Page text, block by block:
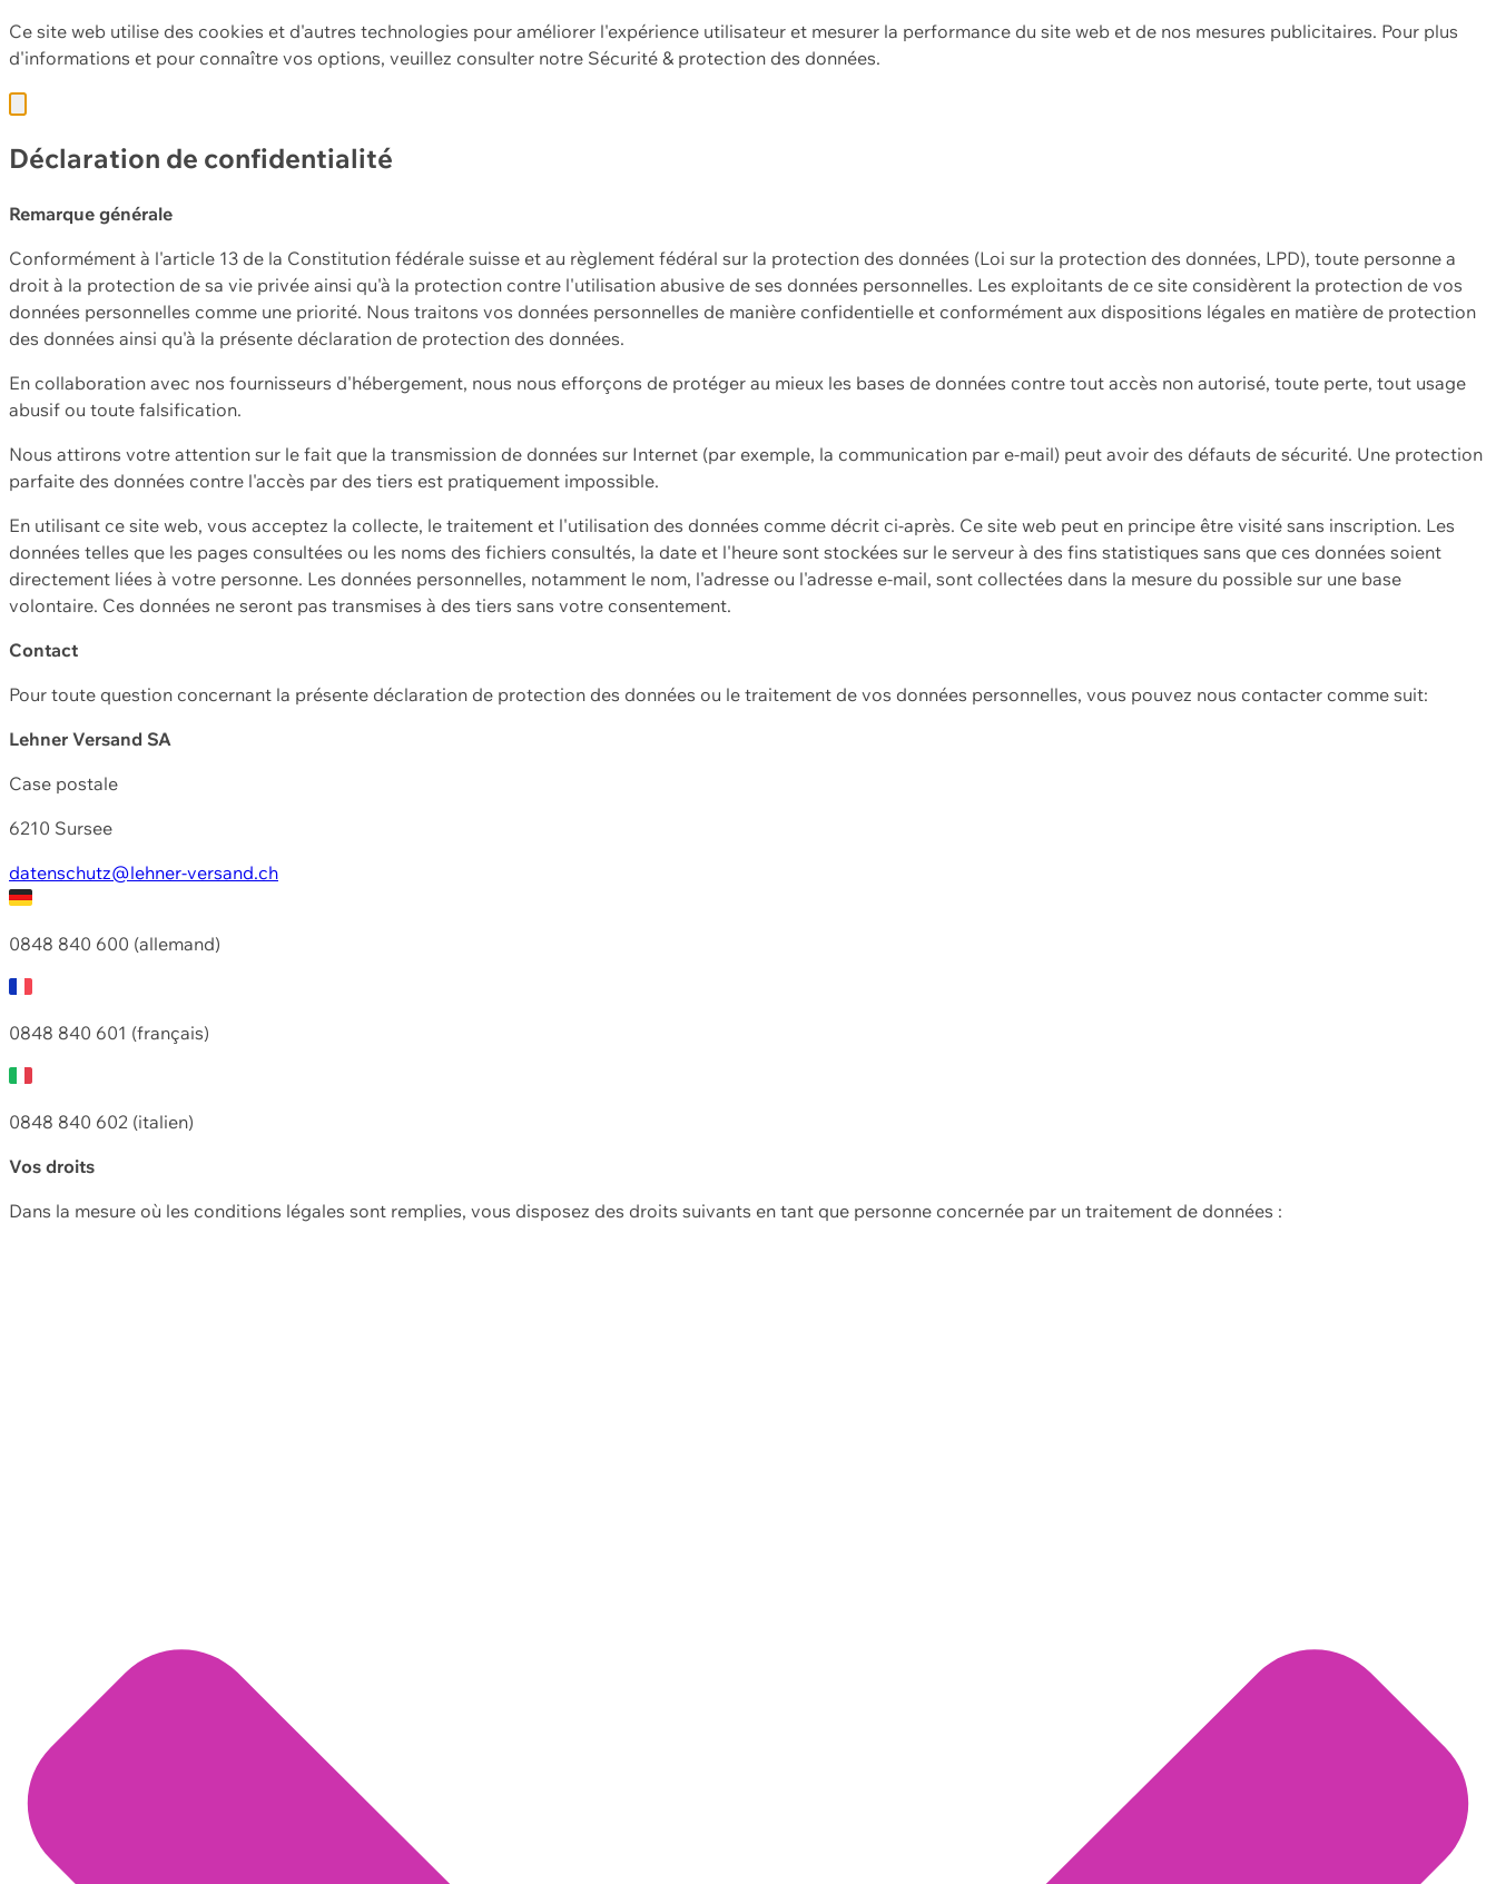
Ce site web utilise des cookies et d'autres technologies pour améliorer l'expérience utilisateur et mesurer la performance du site web et de nos mesures publicitaires. Pour plus
d'informations et pour connaître vos options, veuillez consulter notre Sécurité & protection des données.
Déclaration de confidentialité
Remarque générale
Conformément à l'article 13 de la Constitution fédérale suisse et au règlement fédéral sur la protection des données (Loi sur la protection des données, LPD), toute personne a
droit à la protection de sa vie privée ainsi qu'à la protection contre l'utilisation abusive de ses données personnelles. Les exploitants de ce site considèrent la protection de vos
données personnelles comme une priorité. Nous traitons vos données personnelles de manière confidentielle et conformément aux dispositions légales en matière de protection
des données ainsi qu'à la présente déclaration de protection des données.
En collaboration avec nos fournisseurs d'hébergement, nous nous efforçons de protéger au mieux les bases de données contre tout accès non autorisé, toute perte, tout usage
abusif ou toute falsification.
Nous attirons votre attention sur le fait que la transmission de données sur Internet (par exemple, la communication par e-mail) peut avoir des défauts de sécurité. Une protection
parfaite des données contre l'accès par des tiers est pratiquement impossible.
En utilisant ce site web, vous acceptez la collecte, le traitement et l'utilisation des données comme décrit ci-après. Ce site web peut en principe être visité sans inscription. Les
données telles que les pages consultées ou les noms des fichiers consultés, la date et l'heure sont stockées sur le serveur à des fins statistiques sans que ces données soient
directement liées à votre personne. Les données personnelles, notamment le nom, l'adresse ou l'adresse e-mail, sont collectées dans la mesure du possible sur une base
volontaire. Ces données ne seront pas transmises à des tiers sans votre consentement.
Contact
Pour toute question concernant la présente déclaration de protection des données ou le traitement de vos données personnelles, vous pouvez nous contacter comme suit:
Lehner Versand SA
Case postale
6210 Sursee
datenschutz@lehner-versand.ch
0848 840 600 (allemand)
0848 840 601 (français)
0848 840 602 (italien)
Vos droits
Dans la mesure où les conditions légales sont remplies, vous disposez des droits suivants en tant que personne concernée par un traitement de données :